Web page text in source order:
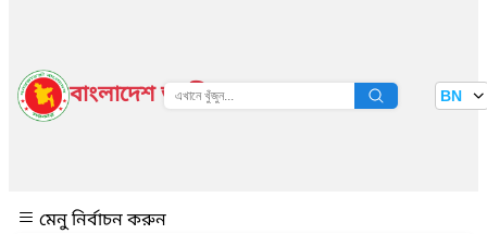
বাংলাদেশ জাতীয় তথ্য বাতায়ন BN
মেনু নির্বাচন করুন